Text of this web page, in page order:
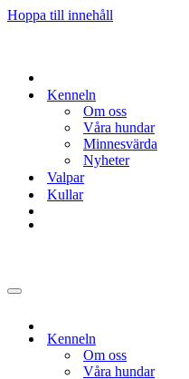
Hoppa till innehåll
Kenneln
Om oss
Våra hundar
Minnesvärda
Nyheter
Valpar
Kullar
Navigeringsmeny
Kenneln
Om oss
Våra hundar